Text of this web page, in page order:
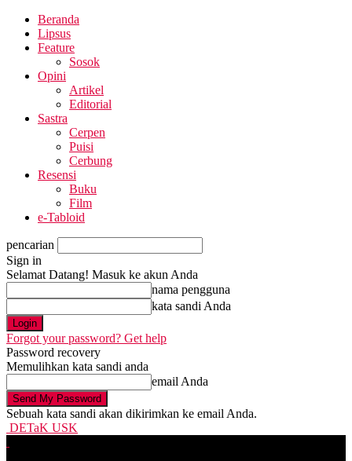
Beranda
Lipsus
Feature
Sosok
Opini
Artikel
Editorial
Sastra
Cerpen
Puisi
Cerbung
Resensi
Buku
Film
e-Tabloid
pencarian
Sign in
Selamat Datang! Masuk ke akun Anda
nama pengguna
kata sandi Anda
Forgot your password? Get help
Password recovery
Memulihkan kata sandi anda
email Anda
Sebuah kata sandi akan dikirimkan ke email Anda.
DETaK USK